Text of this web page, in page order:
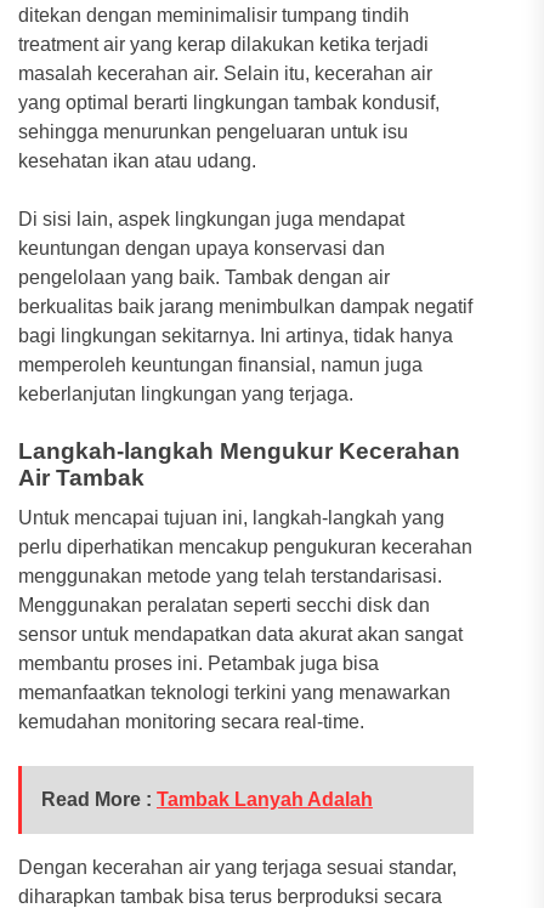
ditekan dengan meminimalisir tumpang tindih
treatment air yang kerap dilakukan ketika terjadi
masalah kecerahan air. Selain itu, kecerahan air
yang optimal berarti lingkungan tambak kondusif,
sehingga menurunkan pengeluaran untuk isu
kesehatan ikan atau udang.
Di sisi lain, aspek lingkungan juga mendapat
keuntungan dengan upaya konservasi dan
pengelolaan yang baik. Tambak dengan air
berkualitas baik jarang menimbulkan dampak negatif
bagi lingkungan sekitarnya. Ini artinya, tidak hanya
memperoleh keuntungan finansial, namun juga
keberlanjutan lingkungan yang terjaga.
Langkah-langkah Mengukur Kecerahan
Air Tambak
Untuk mencapai tujuan ini, langkah-langkah yang
perlu diperhatikan mencakup pengukuran kecerahan
menggunakan metode yang telah terstandarisasi.
Menggunakan peralatan seperti secchi disk dan
sensor untuk mendapatkan data akurat akan sangat
membantu proses ini. Petambak juga bisa
memanfaatkan teknologi terkini yang menawarkan
kemudahan monitoring secara real-time.
Read More : Tambak Lanyah Adalah
Dengan kecerahan air yang terjaga sesuai standar,
diharapkan tambak bisa terus berproduksi secara